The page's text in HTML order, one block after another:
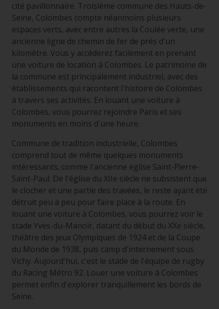
cité pavillonnaire. Troisième commune des Hauts-de-
Seine, Colombes compte néanmoins plusieurs
espaces verts, avec entre autres la Coulée verte, une
ancienne ligne de chemin de fer de près d'un
kilomètre. Vous y accéderez facilement en prenant
une voiture de location à Colombes. Le patrimoine de
la commune est principalement industriel, avec des
établissements qui racontent l'histoire de Colombes
à travers ses activités. En louant une voiture à
Colombes, vous pourrez rejoindre Paris et ses
monuments en moins d'une heure.
Commune de tradition industrielle, Colombes
comprend tout de même quelques monuments
intéressants, comme l'ancienne église Saint-Pierre-
Saint-Paul. De l'église du XIIe siècle ne subsistent que
le clocher et une partie des travées, le reste ayant été
détruit peu à peu pour faire place à la route. En
louant une voiture à Colombes, vous pourrez voir le
stade Yves-du-Manoir, datant du début du XXe siècle,
théâtre des jeux Olympiques de 1924 et de la Coupe
du Monde de 1938, puis camp d'internement sous
Vichy. Aujourd'hui, c'est le stade de l'équipe de rugby
du Racing Métro 92. Louer une voiture à Colombes
permet enfin d'explorer tranquillement les bords de
Seine.